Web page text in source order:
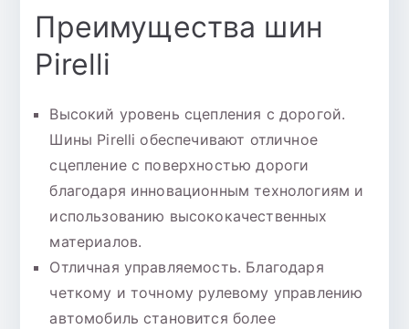
Преимущества шин
Pirelli
Высокий уровень сцепления с дорогой.
Шины Pirelli обеспечивают отличное
сцепление с поверхностью дороги
благодаря инновационным технологиям и
использованию высококачественных
материалов.
Отличная управляемость. Благодаря
четкому и точному рулевому управлению
автомобиль становится более